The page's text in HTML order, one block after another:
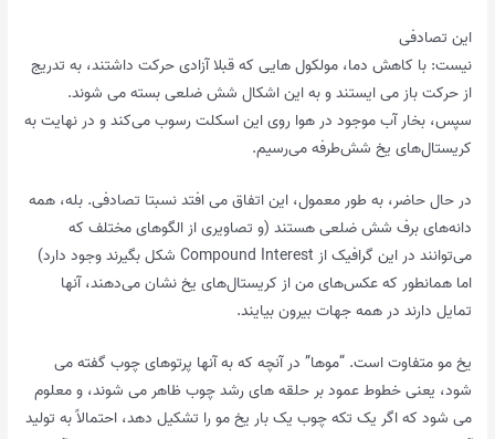
این تصادفی
نیست: با کاهش دما، مولکول هایی که قبلا آزادی حرکت داشتند، به تدریج
از حرکت باز می ایستند و به این اشکال شش ضلعی بسته می شوند.
سپس، بخار آب موجود در هوا روی این اسکلت رسوب می‌کند و در نهایت به
کریستال‌های یخ شش‌طرفه می‌رسیم.
در حال حاضر، به طور معمول، این اتفاق می افتد نسبتا تصادفی. بله، همه
دانه‌های برف شش ضلعی هستند (و تصاویری از الگوهای مختلف که
می‌توانند در این گرافیک از Compound Interest شکل بگیرند وجود دارد)
اما همانطور که عکس‌های من از کریستال‌های یخ نشان می‌دهند، آنها
تمایل دارند در همه جهات بیرون بیایند.
یخ مو متفاوت است. “موها” در آنچه که به آنها پرتوهای چوب گفته می
شود، یعنی خطوط عمود بر حلقه های رشد چوب ظاهر می شوند، و معلوم
می شود که اگر یک تکه چوب یک بار یخ مو را تشکیل دهد، احتمالاً به تولید